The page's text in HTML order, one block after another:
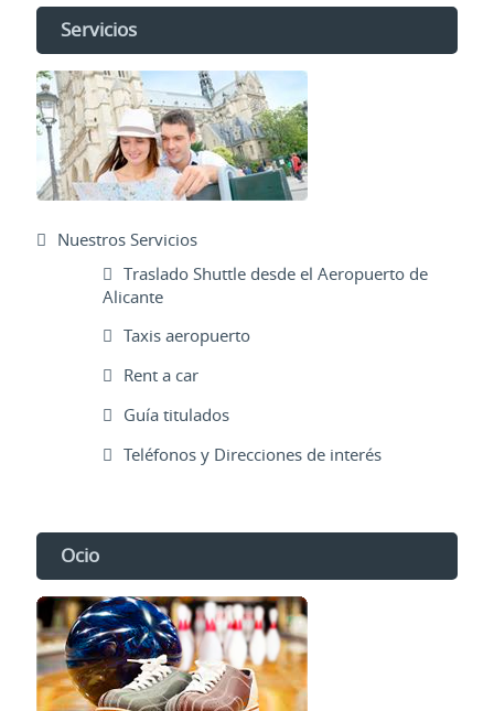
Servicios
Nuestros Servicios
Traslado Shuttle desde el Aeropuerto de
Alicante
Taxis aeropuerto
Rent a car
Guía titulados
Teléfonos y Direcciones de interés
Ocio